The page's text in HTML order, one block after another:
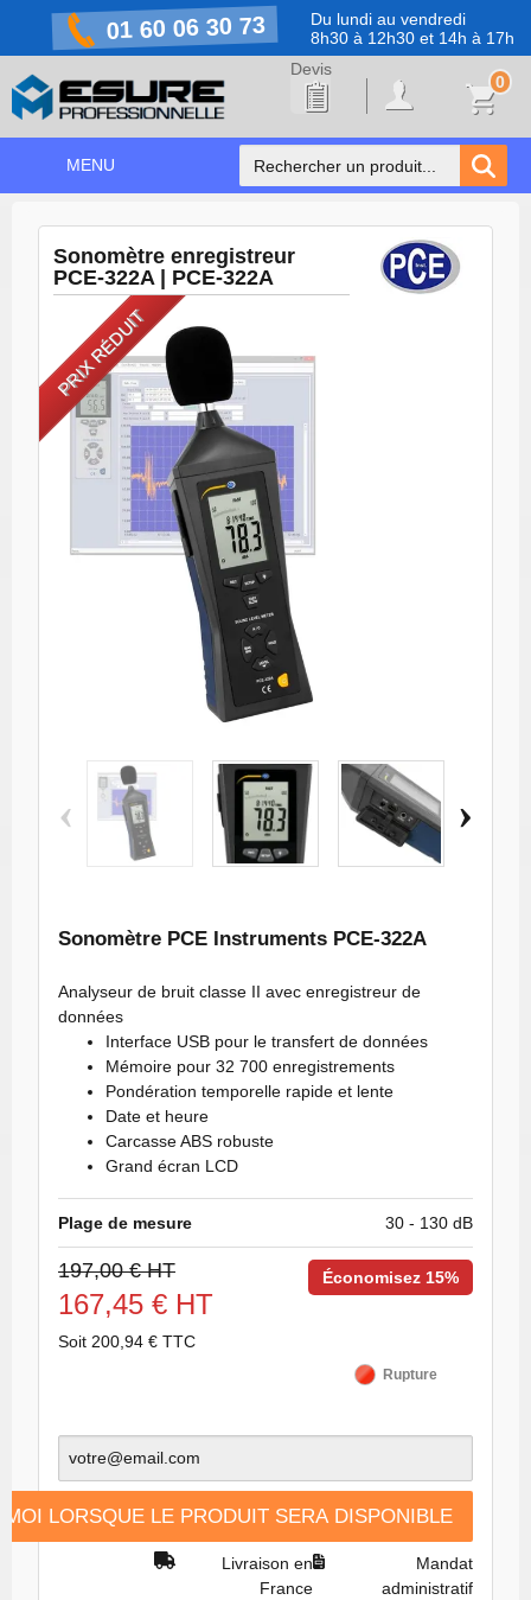
01 60 06 30 73
Du lundi au vendredi
8h30 à 12h30 et 14h à 17h
0
MENU
NOS PRODUITS
NOS MARQUES
NOS PROMOTIONS
PRÉVENTION COVID-19
CONTACT
Sonomètre enregistreur
PCE-322A | PCE-322A
PRIX RÉDUIT
Analyseur de
bruit PCE-322A
miniature 2391
Analyseur de
bruit PCE-322A
miniature 2392
Analyseur de
bruit PCE-322A
miniature 2393
‹ ›
Sonomètre PCE Instruments PCE-322A
Analyseur de bruit classe II avec enregistreur de
données
Interface USB pour le transfert de données
Mémoire pour 32 700 enregistrements
Pondération temporelle rapide et lente
Date et heure
Carcasse ABS robuste
Grand écran LCD
Plage de mesure 30 - 130 dB
Économisez 15%
197,00 € HT
167,45 € HT
Soit 200,94 € TTC
Rupture
LORSQUE LE PRODUIT SERA DISPONIBLE
Livraison en
France
Mandat
administratif